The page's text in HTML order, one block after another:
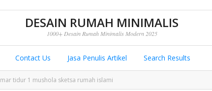
DESAIN RUMAH MINIMALIS
1000+ Desain Rumah Minimalis Modern 2025
Contact Us Jasa Penulis Artikel Search Results
tidur 1 mushola sketsa rumah islami